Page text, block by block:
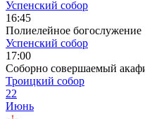
Успенский собор
16:45
Полиелейное богослужение
Успенский собор
17:00
Соборно совершаемый
Троицкий собор
22
Июнь